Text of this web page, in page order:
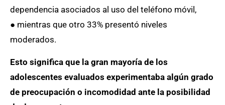
dependencia asociados al uso del teléfono móvil,
● mientras que otro 33% presentó niveles
moderados.
Esto significa que la gran mayoría de los
adolescentes evaluados experimentaba algún grado
de preocupación o incomodidad ante la posibilidad